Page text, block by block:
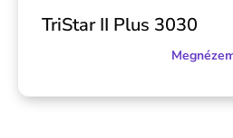
TriStar II Plus 3030